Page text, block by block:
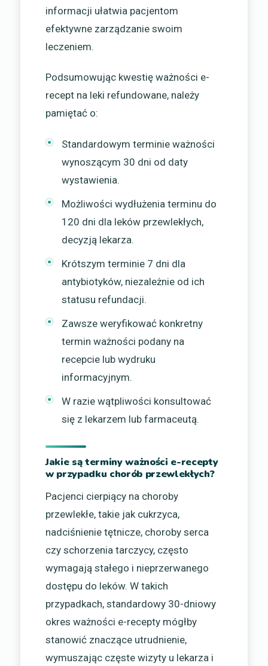
informacji ułatwia pacjentom
efektywne zarządzanie swoim
leczeniem.
Podsumowując kwestię ważności e-
recept na leki refundowane, należy
pamiętać o:
Standardowym terminie ważności
wynoszącym 30 dni od daty
wystawienia.
Możliwości wydłużenia terminu do
120 dni dla leków przewlekłych,
decyzją lekarza.
Krótszym terminie 7 dni dla
antybiotyków, niezależnie od ich
statusu refundacji.
Zawsze weryfikować konkretny
termin ważności podany na
recepcie lub wydruku
informacyjnym.
W razie wątpliwości konsultować
się z lekarzem lub farmaceutą.
Jakie są terminy ważności e-recepty
w przypadku chorób przewlekłych?
Pacjenci cierpiący na choroby
przewlekłe, takie jak cukrzyca,
nadciśnienie tętnicze, choroby serca
czy schorzenia tarczycy, często
wymagają stałego i nieprzerwanego
dostępu do leków. W takich
przypadkach, standardowy 30-dniowy
okres ważności e-recepty mógłby
stanowić znaczące utrudnienie,
wymuszając częste wizyty u lekarza i